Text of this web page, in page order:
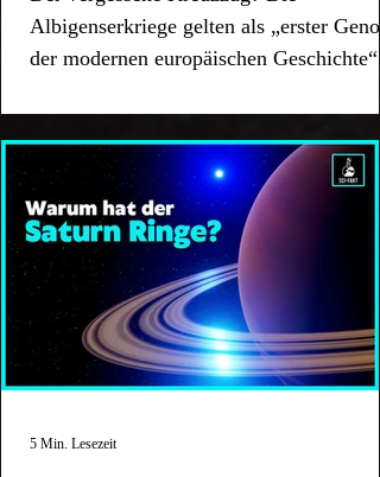
Albigenserkriege gelten als „erster
der modernen europäischen Geschichte“.
5 Min. Lesezeit